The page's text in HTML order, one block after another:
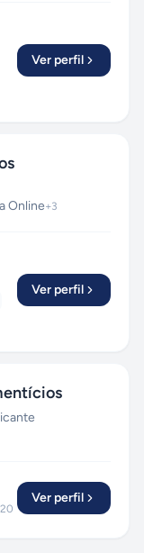
no mercado
a manutenção
Ver perfil
Online+3
Ver perfil
20
Ver perfil